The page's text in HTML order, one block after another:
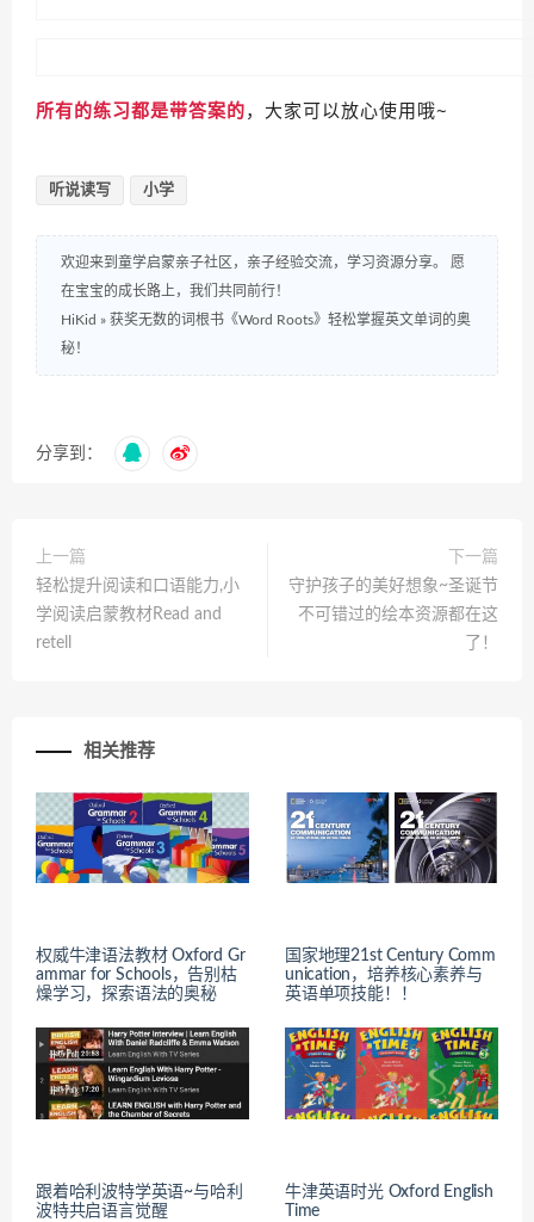
所有的练习都是带答案的，大家可以放心使用哦~
听说读写 小学
欢迎来到童学启蒙亲子社区，亲子经验交流，学习资源分享。 愿
在宝宝的成长路上，我们共同前行！
HiKid » 获奖无数的词根书《Word Roots》轻松掌握英文单词的奥
秘！
分享到：
上一篇
轻松提升阅读和口语能力,小
学阅读启蒙教材Read and
retell
下一篇
守护孩子的美好想象~圣诞节
不可错过的绘本资源都在这
了！
相关推荐
权威牛津语法教材 Oxford Gr
ammar for Schools，告别枯
燥学习，探索语法的奥秘
国家地理21st Century Comm
unication，培养核心素养与
英语单项技能！！
跟着哈利波特学英语~与哈利
波特共启语言觉醒
牛津英语时光 Oxford English
Time